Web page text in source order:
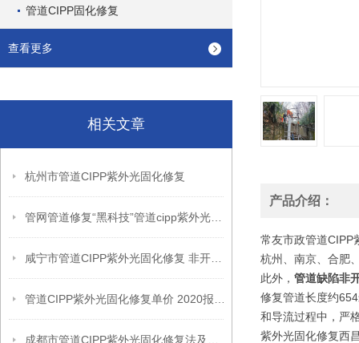
管道CIPP固化修复
查看更多
相关文章
杭州市管道CIPP紫外光固化修复
产品介绍：
常友市政管道CIPP
杭州、南京、合肥
此外， 管道缺陷非
修复管道长度约
和导流过程中，严
紫外光固化修复西